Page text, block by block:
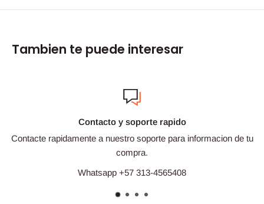
Tambien te puede interesar
Contacto y soporte rapido
Contacte rapidamente a nuestro soporte para informacion de tu
compra.
Whatsapp +57 313-4565408